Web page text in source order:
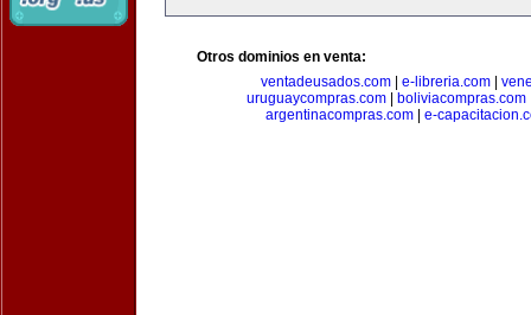
Otros dominios en venta:
ventadeusados.com| e-libreria.com|
uruguaycompras.com| boliviacompras.com
argentinacompras.com| e-